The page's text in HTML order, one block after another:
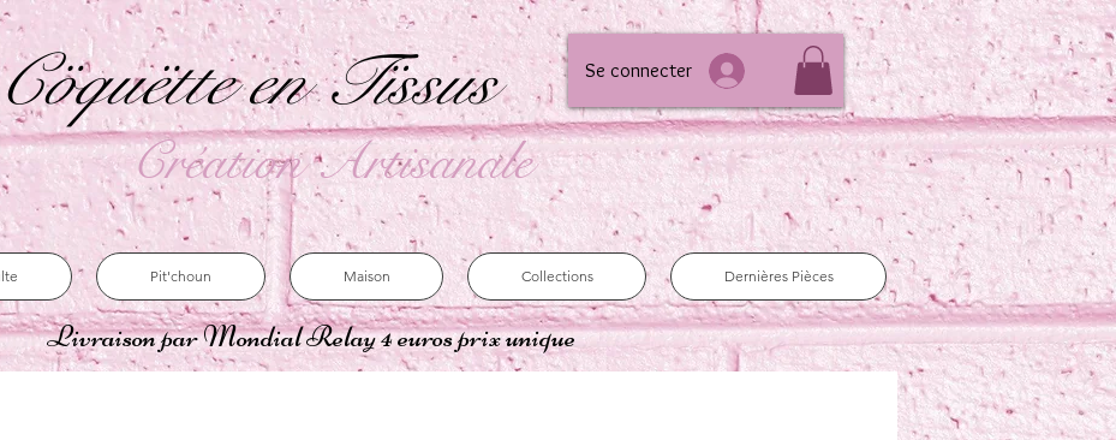
Cöquëtte en Tïssus Se connecter
Création Artisanale
Pit'choun Maison Collections Dernières Pièces
Livraison par Mondial Relay 4 euros prix unique